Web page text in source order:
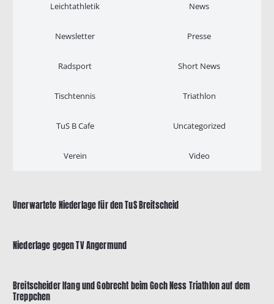
Leichtathletik News
Newsletter Presse
Radsport Short News
Tischtennis Triathlon
TuS B Cafe Uncategorized
Verein Video
Unerwartete Niederlage für den TuS Breitscheid
Niederlage gegen TV Angermund
Breitscheider Ifang und Gobrecht beim Goch Ness Triathlon auf dem
Treppchen